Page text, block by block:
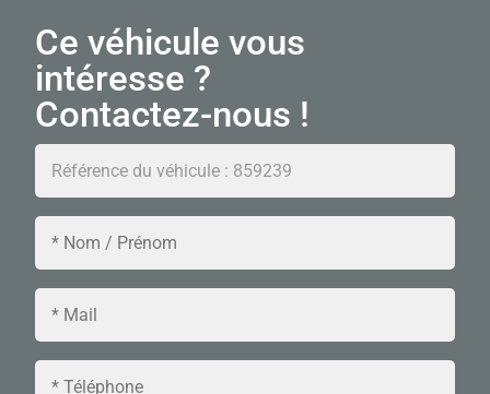
Ce véhicule vous
intéresse ?
Contactez-nous !